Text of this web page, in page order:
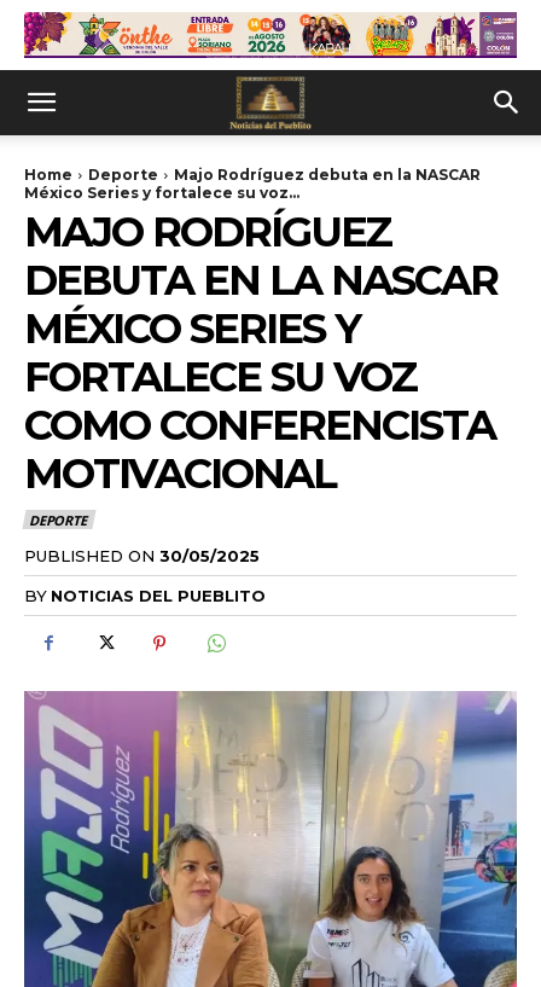
Home Deporte
Majo Rodríguez debuta en la NASCAR
México Series y fortalece su voz...
MAJO RODRÍGUEZ
DEBUTA EN LA NASCAR
MÉXICO SERIES Y
FORTALECE SU VOZ
COMO CONFERENCISTA
MOTIVACIONAL
DEPORTE
PUBLISHED ON 30/05/2025
BY NOTICIAS DEL PUEBLITO